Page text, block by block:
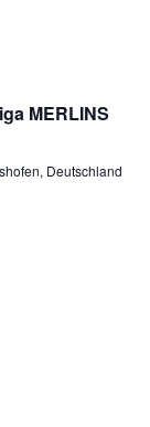
MERLINS
Deutschland